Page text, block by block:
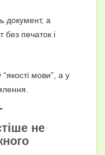
документ, а
без печаток і
мови”, а у
не